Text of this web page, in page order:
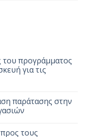
προγράμματος
για τις
παράτασης στην
τους